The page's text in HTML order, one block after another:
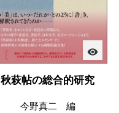
visibility
秋萩帖の総合的研究
今野真二 編